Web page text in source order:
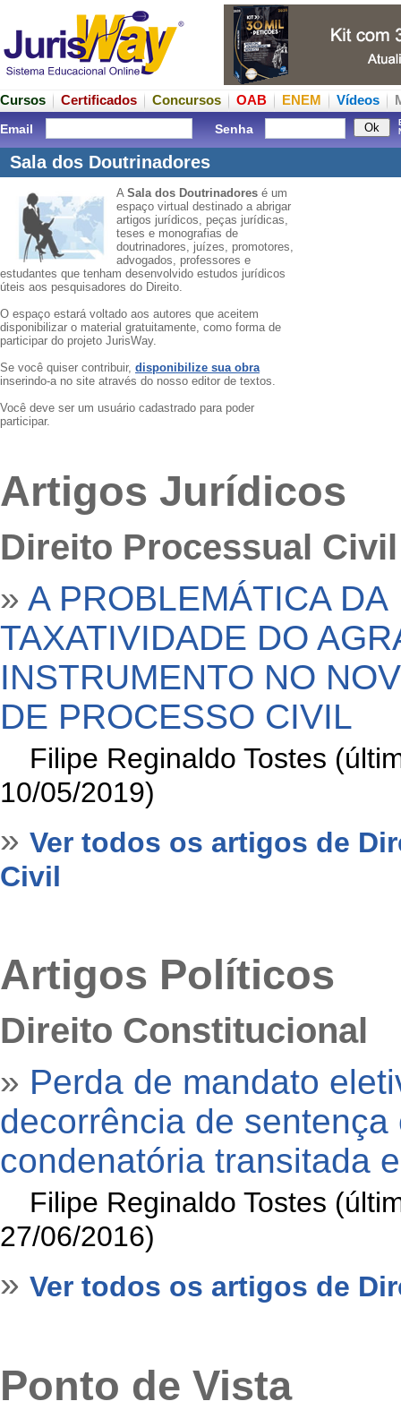
Cursos Certificados Concursos OAB ENEM Vídeos
Email Senha
Sala dos Doutrinadores
A Sala dos Doutrinadores é um
espaço virtual destinado a abrigar
artigos jurídicos, peças jurídicas,
teses e monografias de
doutrinadores, juízes, promotores,
advogados, professores e
estudantes que tenham desenvolvido estudos jurídicos
úteis aos pesquisadores do Direito.
O espaço estará voltado aos autores que aceitem
disponibilizar o material gratuitamente, como forma de
participar do projeto JurisWay.
Se você quiser contribuir, disponibilize sua obra
inserindo-a no site através do nosso editor de textos.
Você deve ser um usuário cadastrado para poder
participar.
Artigos Jurídicos
Direito Processual Civil
» A PROBLEMÁTICA DA
TAXATIVIDADE DO
INSTRUMENTO NO
DE PROCESSO CIVIL
Filipe Reginaldo Tostes
10/05/2019)
» Ver todos os artigos de
Civil
Artigos Políticos
Direito Constitucional
» Perda de mandato
decorrência de sentença
condenatória transitada
Filipe Reginaldo Tostes
27/06/2016)
» Ver todos os artigos de
Ponto de Vista